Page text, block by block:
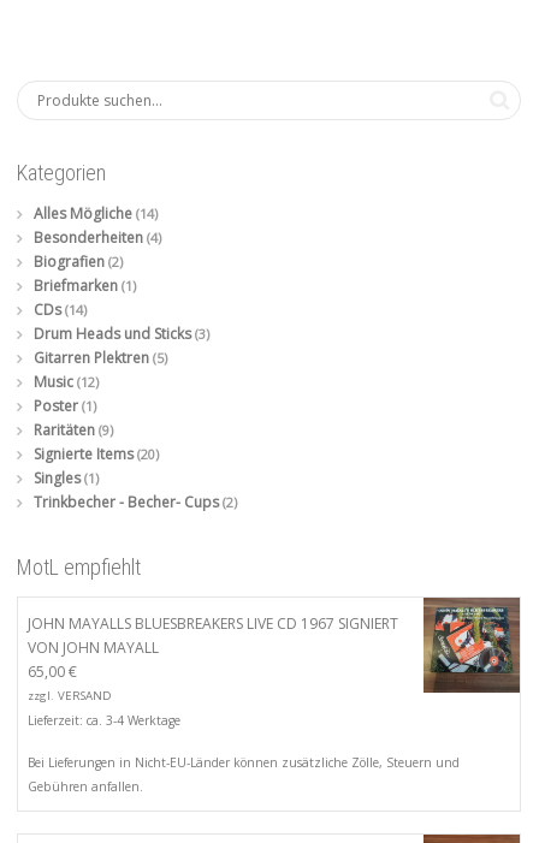
Kategorien
Alles Mögliche (14)
Besonderheiten (4)
Biografien (2)
Briefmarken (1)
CDs (14)
Drum Heads und Sticks (3)
Gitarren Plektren (5)
Music (12)
Poster (1)
Raritäten (9)
Signierte Items (20)
Singles (1)
Trinkbecher - Becher- Cups (2)
MotL empfiehlt
JOHN MAYALLS BLUESBREAKERS LIVE CD 1967 SIGNIERT
VON JOHN MAYALL
65,00€
zzgl. VERSAND
Lieferzeit: ca. 3-4 Werktage
Bei Lieferungen in Nicht-EU-Länder können zusätzliche Zölle, Steuern und
Gebühren anfallen.